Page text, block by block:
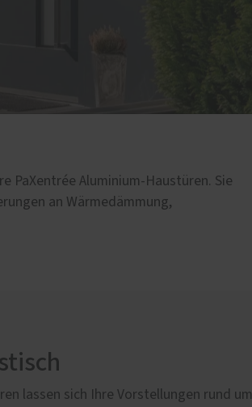
PaXentrée Aluminium-Haustüren. Sie
an Wärmedämmung,
lassen sich Ihre Vorstellungen rund um